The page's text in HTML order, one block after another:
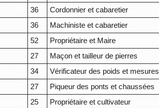
36 Cordonnier et cabaretier
36 Machiniste et cabaretier
52 Propriétaire et Maire
27 Maçon et tailleur de pierres
34 Vérificateur des poids et mesures
27 Piqueur des ponts et chaussées
25 Propriétaire et cultivateur